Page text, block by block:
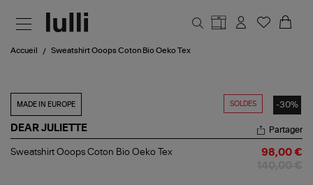
Accueil Sweatshirt Ooops Coton Bio Oeko Tex
SOLDES -30%
MADE IN EUROPE
DEAR JULIETTE
Sweatshirt
Partager
Sweatshirt Ooops Coton Bio Oeko Tex 98,00 €